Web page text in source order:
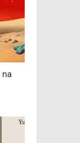
na